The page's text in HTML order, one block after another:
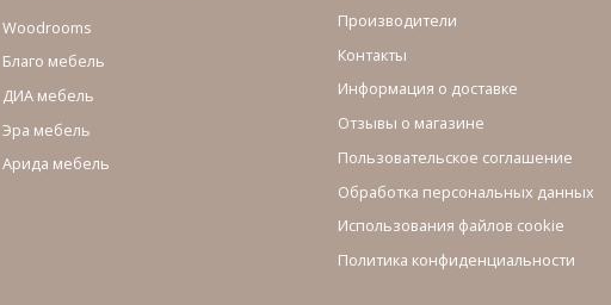
Woodrooms
Благо мебель
ДИА мебель
Эра мебель
Арида мебель
Производители
Контакты
Информация о доставке
Отзывы о магазине
Пользовательское соглашение
Обработка персональных данных
Использования файлов cookie
Политика конфиденциальности